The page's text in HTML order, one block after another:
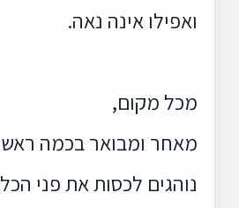
ואפילו אינה נאה.
מכל מקום,
מאחר ומבואר בכמה
נוהגים לכסות את פני